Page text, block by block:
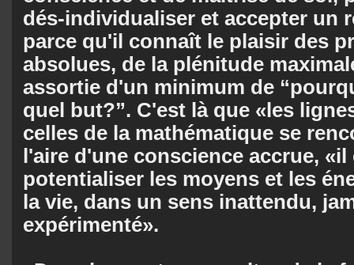
dés-individualiser et accepter un
parce qu'il connaît le plaisir des
absolues, de la plénitude
assortie d'un minimum de
quel but?”. C'est là que «les
celles de la mathématique se
l'aire d'une conscience accrue,
potentialiser les moyens et les
la vie, dans un sens inattendu,
expérimenté».